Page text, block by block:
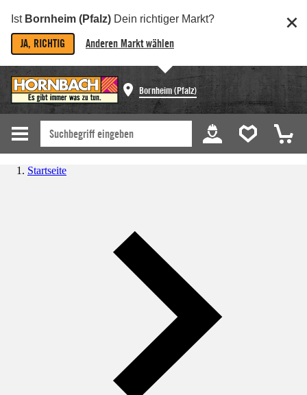
Ist Bornheim (Pfalz) Dein richtiger Markt?
JA, RICHTIG Anderen Markt wählen
Bornheim (Pfalz)
Startseite